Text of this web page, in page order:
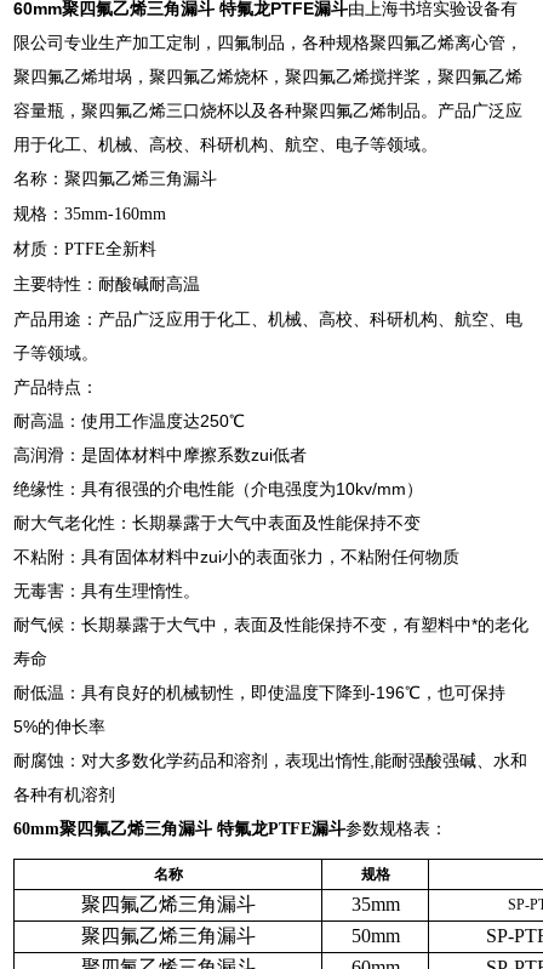
60mm聚四氟乙烯三角漏斗 特氟龙PTFE漏斗由上海书培实验设备有
限公司专业生产加工定制，四氟制品，各种规格聚四氟乙烯离心管，
聚四氟乙烯坩埚，聚四氟乙烯烧杯，聚四氟乙烯搅拌桨，聚四氟乙烯
容量瓶，聚四氟乙烯三口烧杯以及各种聚四氟乙烯制品。产品广泛应
用于化工、机械、高校、科研机构、航空、电子等领域。
名称：聚四氟乙烯三角漏斗
规格：35mm-160mm
材质：PTFE全新料
主要特性：耐酸碱耐高温
产品用途：产品广泛应用于化工、机械、高校、科研机构、航空、电
子等领域。
产品特点：
耐高温：使用工作温度达250℃
高润滑：是固体材料中摩擦系数zui低者
绝缘性：具有很强的介电性能（介电强度为10kv/mm）
耐大气老化性：长期暴露于大气中表面及性能保持不变
不粘附：具有固体材料中zui小的表面张力，不粘附任何物质
无毒害：具有生理惰性。
耐气候：长期暴露于大气中，表面及性能保持不变，有塑料中*的老化
寿命
耐低温：具有良好的机械韧性，即使温度下降到-196℃，也可保持
5%的伸长率
耐腐蚀：对大多数化学药品和溶剂，表现出惰性,能耐强酸强碱、水和
各种有机溶剂
60mm聚四氟乙烯三角漏斗 特氟龙PTFE漏斗参数规格表：
名称 规格
聚四氟乙烯三角漏斗 35mm SP-
聚四氟乙烯三角漏斗 50mm
SP-